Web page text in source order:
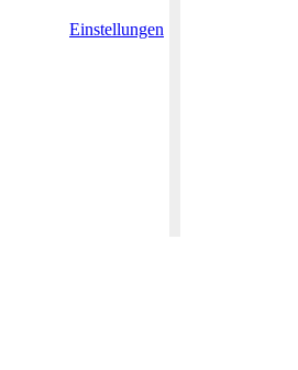
Einstellungen